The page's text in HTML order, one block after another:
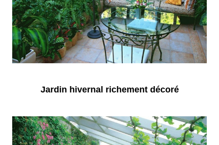
Jardin hivernal richement décoré